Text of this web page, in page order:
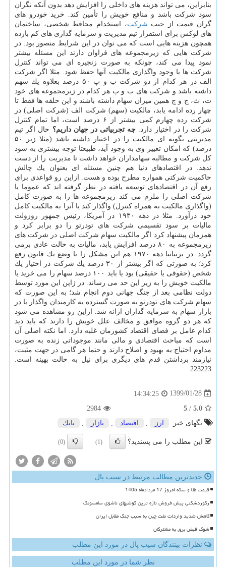
بنابراین، می تواند هزینه های داخلی را افزایش دهد بدون آنكه نگران
سود شركت باشد و منافع خویش را تأمین كند. خرید خودرو های
گران قیمت از جیب شركت، استخدام محافظ شخصی، ساختمان
های لوكس برای استقرار تیم مدیریت و سرمایه گذاری های كم بازده
همچون هزینه هایی است كه می توان در این شرایط متصور بود. در
شركت هایی كه زیرمجموعه های فراوان دارند این مسئله بیشتر
نمود پیدا می كند، چونكه به صورت زنجیره ای می تواند كنترل
شركت ها با وجود واگذاری مالكیت آنها حفظ شود. مثلا اگر شركت
الف در هر كدام از دو شركت ب و پ ۵۰ درصد بعلاوه یك سهم
داشته باشد و شركت های ب و پ هر كدام در زیرمجموعه های خود
ت، ث، ج و چ همین میزان سهام داشته باشند و این حلقه ها فقط تا
چهار رده ادامه یابد، مالكیت (سهم) شركت الف (شركت اصلی) در
شركت رده چهارم كمی بیشتر از ۶ درصد است، اما تمام كنترل
شركت را در اختیار دارد. چه تجربیاتی در جهان داریم؟ حال اگر تیم
مدیریتی بگونه ای مالكیت را در اختیار داشته باشد (مثلا زیر ۵۰
درصد) كه امكان تغییر وی به وجود آید، طبیعتا توجه بیشتری به سود
كل شركت و مطالبه سهامداران خواهد داشت تا مدیریت را از دست
ندهد. در اقتصادهای دنیا هم چنین مسئله ای بعنوان یك چالش
حاكمیت شركتی همواره مطرح بوده و هست. ازاین رو قواعدی برای
رفع آن در اقتصادهای توسعه یافته در نظر گرفته اند كه عموما یا
شركت اصلی را ملزم می كند زیرمجموعه ها را به صورت كامل
(واگذاری مالكیت به همراه كنترل) واگذار كند یا آنرا به مالكیت كامل
خود درآورد. مثلا در دهه ۱۹۳۰ در آمریكا، رئیس جمهور روزولت
مالیات بر سود تقسیمی شركت های تودرتو را دو برابر كرد و
همزمان پیشنهاد كرد اگر مالكیت سهام شركت اصلی در شركت های
زیرمجموعه به ۸۰ درصد افزایش یابد، مالیات به حالت عادی برمی
گردد. در بریتانیا دهه ۱۹۷۰ هم این مشكل را با وضع یك قانون رفع
كرد؛ به صورتی كه اگر بیشتر از ۳۰ درصد یك شركت در اختیار یك
شخص (حقوقی یا حقیقی) بود یا باید ۱۰۰ درصد سهام را می خرید یا
مالكیت خویش را به زیر این حد می رساند. در ژاپن این مورد توسط
دولت نظامی بعد از جنگ جهانی دوم انجام شد؛ به این صورت كه
سهام شركت های تودرتو به صورت گسترده به كارمندان واگذار یا در
بازار سهام به سرمایه گذاران ارائه شد. ازاین رو مشاهده می شود
كه هر دو گروه موافق و مخالف علل خویش را دارند كه باید دید
كدام عامل بر فضای اقتصاد كشورمان غلبه دارد. اما نكته اصلی آن
است كه مباحث اقتصادی و مالی مانند موجوداتی زنده به صورت
مداوم احتیاج به بهبود و اصلاح دارند و حتما هر گامی در جهت مثبت،
نیازمند برداشتن قدم های دیگری برای نیل به حالت بهینه است.
223223
1399/01/28
14:34:25
5.0
/
5
2984
تگهای خبر:
ارز , اقتصاد , بازار , بانك
این مطلب را می پسندید؟ (1)
(0)
جدیدترین مطالب مرتبط در سیب پال
قیمت طلا و سکه امروز 17 مردادماه 1405
رکوردشکنی پیش فروش تازه ترین گوشیهای تاشوی سامسونگ
کاهش شدید واردات نفت چین به سبب جنگ مقابل ایران
شوک قبض برق به مشترکان
نظرات بینندگان سیب پال در مورد این مطلب
نظر شما در مورد این مطلب